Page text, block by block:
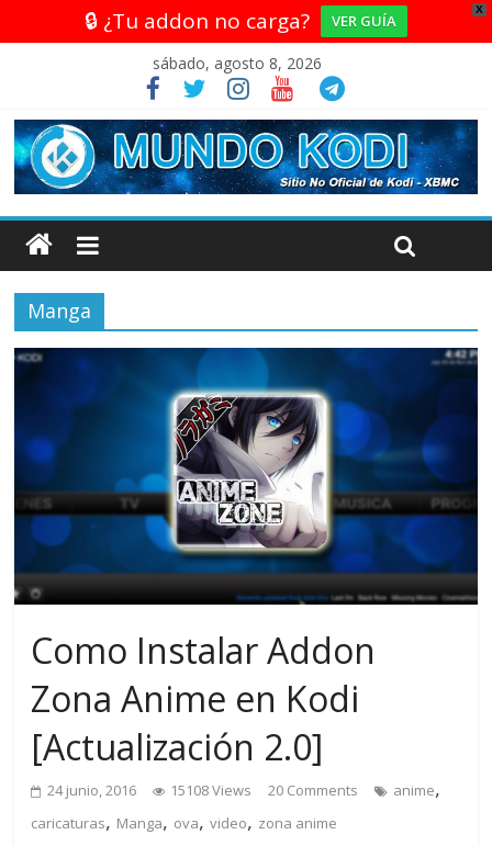
X
🔒 ¿Tu addon no carga? VER GUÍA
sábado, agosto 8, 2026
Manga
Como Instalar Addon
Zona Anime en Kodi
[Actualización 2.0]
24 junio, 2016 15108 Views 20 Comments anime,
caricaturas, Manga, ova,video, zona anime